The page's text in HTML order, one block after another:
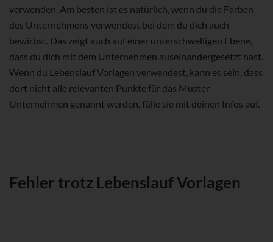
verwenden. Am besten ist es natürlich, wenn du die Farben
des Unternehmens verwendest bei dem du dich auch
bewirbst. Das zeigt auch auf einer unterschwelligen Ebene,
dass du dich mit dem Unternehmen auseinandergesetzt hast.
Wenn du Lebenslauf Vorlagen verwendest, kann es sein, dass
dort nicht alle relevanten Punkte für das Muster-
Unternehmen genannt werden, fülle sie mit deinen Infos auf.
Fehler trotz Lebenslauf Vorlagen